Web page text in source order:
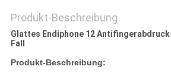
Produkt-Beschreibung
Glattes Endiphone 12
Fall
Produkt-Beschreibung: